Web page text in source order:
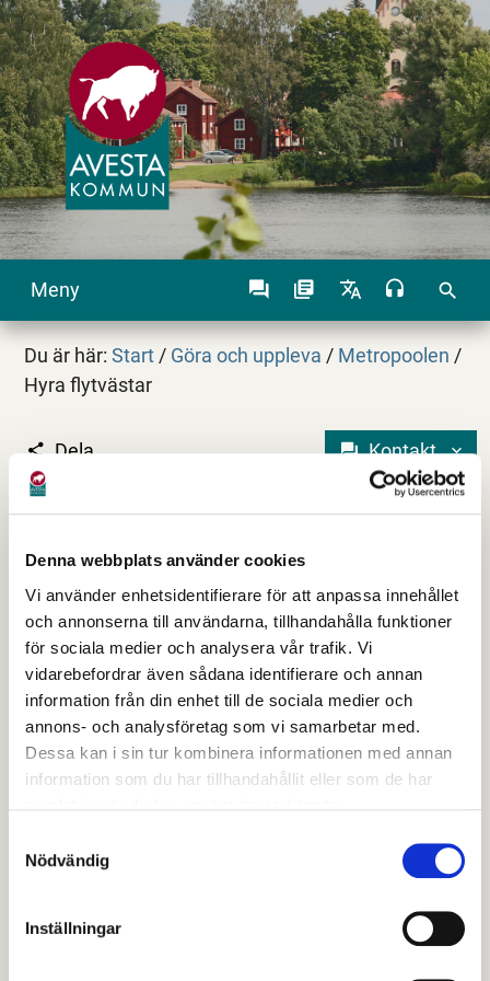
Denna webbplats använder cookies
Vi använder enhetsidentifierare för att anpassa innehållet
och annonserna till användarna, tillhandahålla funktioner
för sociala medier och analysera vår trafik. Vi
vidarebefordrar även sådana identifierare och annan
information från din enhet till de sociala medier och
annons- och analysföretag som vi samarbetar med.
Dessa kan i sin tur kombinera informationen med annan
information som du har tillhandahållit eller som de har
Nödvändig
Inställningar
Meny search
Du är här:Start / Göra och uppleva / Metropoolen /
Hyra flytvästar
Hyra flytvästar
Dela Kontakt
Hyra flytvästar
På Metropoolen finns möjlighet att hyra flytvästar.
Vi har storlekar från 0-15 kilo till 90+ kilo.
Kostnad 20 kr per dag eller 60 kr per vecka.